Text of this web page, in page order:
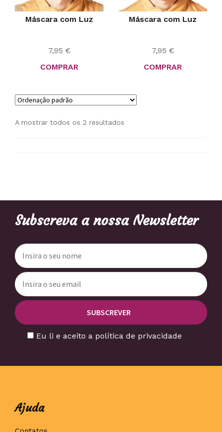
Máscara com Luz
7,95 €
COMPRAR
Máscara com Luz
7,95 €
COMPRAR
A mostrar todos os 2 resultados
Subscreva a nossa Newsletter
Eu li e aceito a política de privacidade
Ajuda